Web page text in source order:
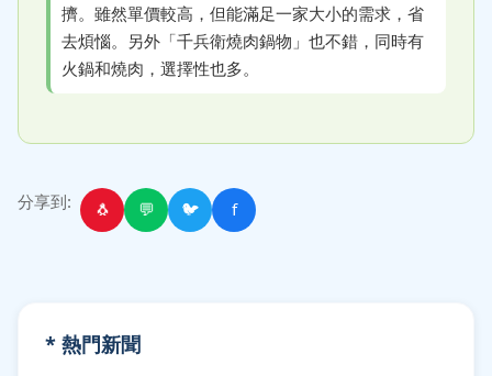
擠。雖然單價較高，但能滿足一家大小的需求，省
去煩惱。另外「千兵衛燒肉鍋物」也不錯，同時有
火鍋和燒肉，選擇性也多。
分享到: 🐧 💬 🐦 f
* 熱門新聞